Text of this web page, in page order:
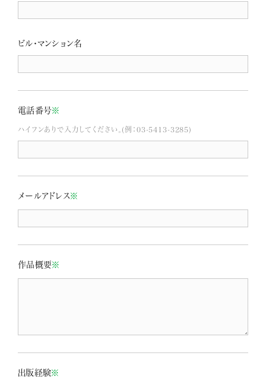
ビル・マンション名
電話番号※
ハイフンありで入力してください。(例：03-5413-3285)
メールアドレス※
作品概要※
出版経験※